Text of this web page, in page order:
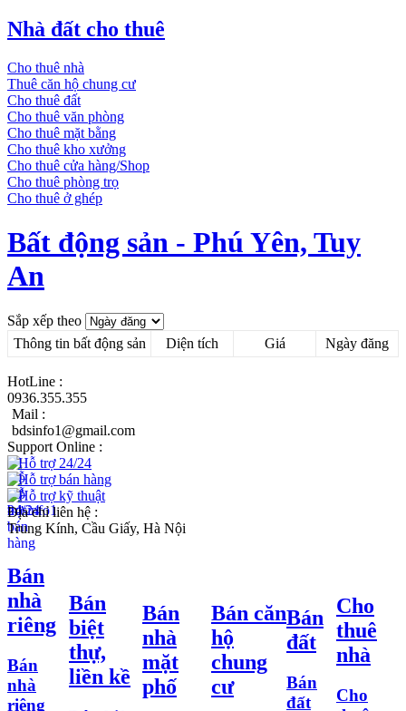
Nhà đất cho thuê
Cho thuê nhà
Thuê căn hộ chung cư
Cho thuê đất
Cho thuê văn phòng
Cho thuê mặt bằng
Cho thuê kho xưởng
Cho thuê cửa hàng/Shop
Cho thuê phòng trọ
Cho thuê ở ghép
Bất động sản - Phú Yên, Tuy
An
Sắp xếp theo
Thông tin bất động sản
Diện tích Giá Ngày đăng
HotLine :
0936.355.355
Mail :
bdsinfo1@gmail.com
Support Online :
Hỗ trợ 24/24
Hỗ trợ bán hàng
Hỗ trợ kỹ thuật
Địa chỉ liên hệ :
Trung Kính, Cầu Giấy, Hà Nội
Bán
nhà
riêng
Bán
nhà
riêng
Bán
biệt
thự,
liền kề
Bán
nhà
mặt
phố
Bán căn
hộ
chung
cư
Bán
đất
Bán
đất
Cho
thuê
nhà
Cho